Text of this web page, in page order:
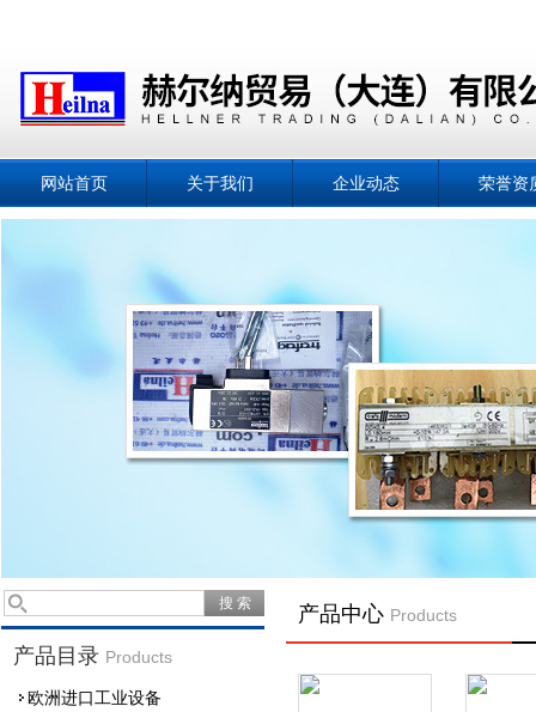
网站首页 关于我们 企业动态 荣誉资
产品目录 Products
欧洲进口工业设备
产品中心 Products